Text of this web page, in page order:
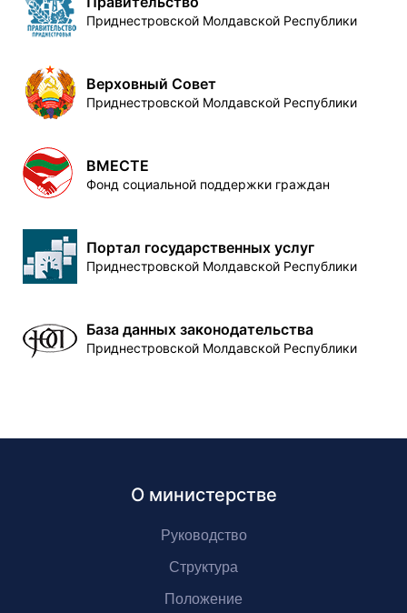
Приднестровской Молдавской Республики
Верховный Совет
Приднестровской Молдавской Республики
ВМЕСТЕ
Фонд социальной поддержки граждан
Портал государственных услуг
Приднестровской Молдавской Республики
База данных законодательства
Приднестровской Молдавской Республики
О министерстве
Руководство
Структура
Положение